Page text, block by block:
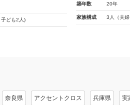
ども2人)
築年数 20年
家族構成 3人（夫婦
奈良県 アクセントクロス 兵庫県 実